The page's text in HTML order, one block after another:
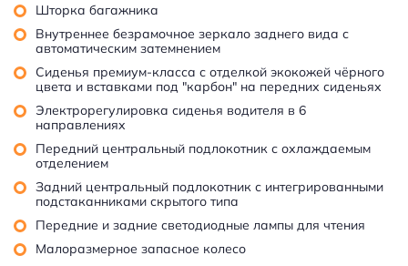
Шторка багажника
Внутреннее безрамочное зеркало заднего вида с
автоматическим затемнением
Сиденья премиум-класса с отделкой экокожей чёрного
цвета и вставками под "карбон" на передних сиденьях
Электрорегулировка сиденья водителя в 6
направлениях
Передний центральный подлокотник с охлаждаемым
отделением
Задний центральный подлокотник с интегрированными
подстаканниками скрытого типа
Передние и задние светодиодные лампы для чтения
Малоразмерное запасное колесо